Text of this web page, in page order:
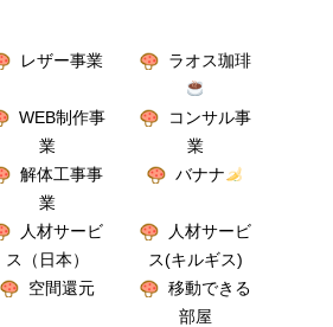
レザー事業 ラオス珈琲
WEB制作事
業
コンサル事
業
解体工事事
業
バナナ
人材サービ
ス（日本）
人材サービ
ス(キルギス)
空間還元
移動できる
部屋